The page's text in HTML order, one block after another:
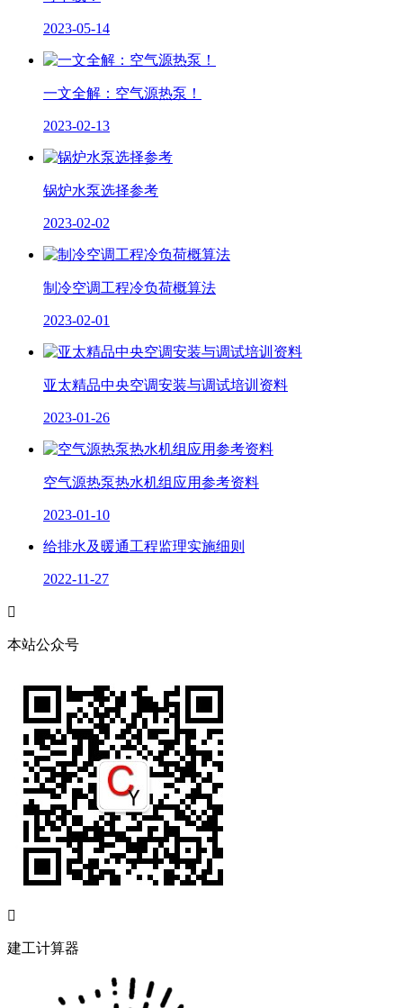
2023-05-14
一文全解：空气源热泵！
2023-02-13
锅炉水泵选择参考
2023-02-02
制冷空调工程冷负荷概算法
2023-02-01
亚太精品中央空调安装与调试培训资料
2023-01-26
空气源热泵热水机组应用参考资料
2023-01-10
给排水及暖通工程监理实施细则
2022-11-27

本站公众号

建工计算器